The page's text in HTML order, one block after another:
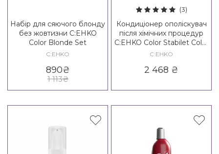
Набір для сяючого блонду
без жовтизни C:EHKO
Color Blonde Set
C:EHKO
890₴
1 113₴
(3)
Кондиціонер ополіскувач
після хімічних процедур
C:EHKO Color Stabilet Color
Conditioner
C:EHKO
2 468 ₴